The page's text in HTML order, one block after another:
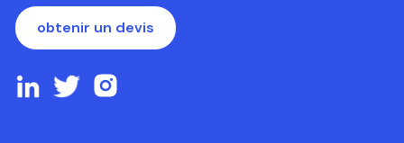
obtenir un devis